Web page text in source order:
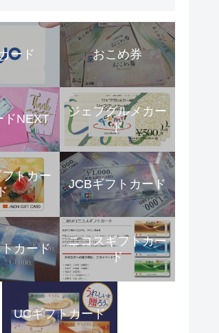
ード おこめ券
ドNEXT
ジェフグルメカー
ド
トカー
ド
JCBギフトカード
カード
ニコスギフトカー
ド
UCギフトカード